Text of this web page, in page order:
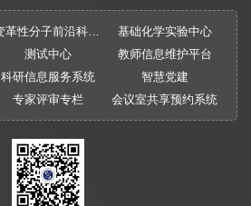
变革性分子前沿科学中心
基础化学实验中心
测试中心
教师信息维护平台
科研信息服务系统
智慧党建
专家评审专栏 会议室共享预约系统